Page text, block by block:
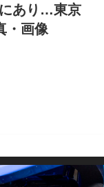
あり…東京
・画像